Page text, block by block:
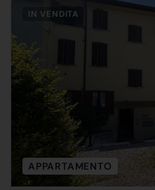
IN VENDITA
APPARTAMENTO